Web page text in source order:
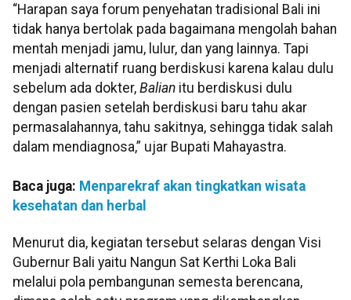
“Harapan saya forum penyehatan tradisional Bali ini
tidak hanya bertolak pada bagaimana mengolah bahan
mentah menjadi jamu, lulur, dan yang lainnya. Tapi
menjadi alternatif ruang berdiskusi karena kalau dulu
sebelum ada dokter, Balian itu berdiskusi dulu
dengan pasien setelah berdiskusi baru tahu akar
permasalahannya, tahu sakitnya, sehingga tidak salah
dalam mendiagnosa,” ujar Bupati Mahayastra.
Baca juga: Menparekraf akan tingkatkan wisata
kesehatan dan herbal
Menurut dia, kegiatan tersebut selaras dengan Visi
Gubernur Bali yaitu Nangun Sat Kerthi Loka Bali
melalui pola pembangunan semesta berencana,